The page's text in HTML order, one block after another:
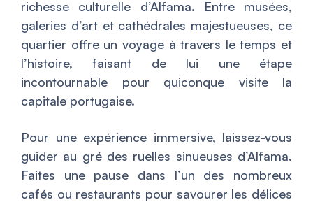
richesse culturelle d’Alfama. Entre musées,
galeries d’art et cathédrales majestueuses, ce
quartier offre un voyage à travers le temps et
l’histoire, faisant de lui une étape
incontournable pour quiconque visite la
capitale portugaise.
Pour une expérience immersive, laissez-vous
guider au gré des ruelles sinueuses d’Alfama.
Faites une pause dans l’un des nombreux
cafés ou restaurants pour savourer les délices